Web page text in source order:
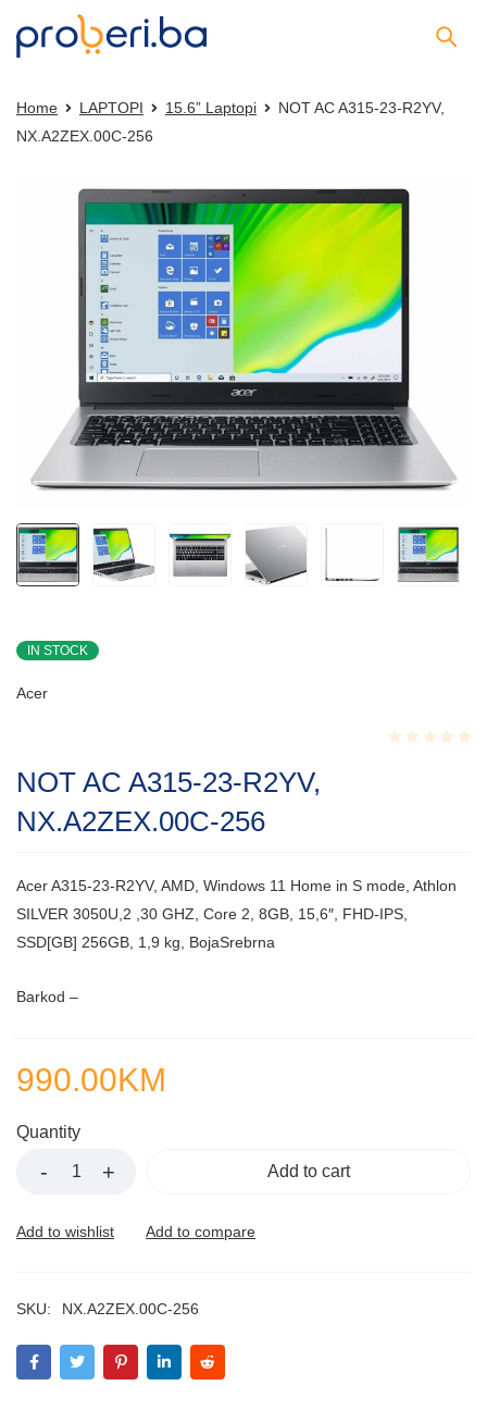
Home LAPTOPI 15.6” Laptopi
NOT AC A315-23-R2YV,
NX.A2ZEX.00C-256
IN STOCK
Acer
NOT AC A315-23-R2YV,
NX.A2ZEX.00C-256
Acer A315-23-R2YV, AMD, Windows 11 Home in S mode, Athlon
SILVER 3050U,2 ,30 GHZ, Core 2, 8GB, 15,6″, FHD-IPS,
SSD[GB] 256GB, 1,9 kg, BojaSrebrna
Barkod –
990.00KM
Quantity
Add to cart
SKU: NX.A2ZEX.00C-256